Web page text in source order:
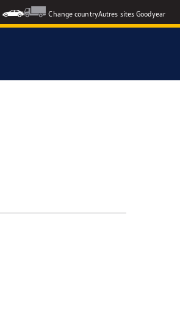
Change countryAutres sites Goodyear